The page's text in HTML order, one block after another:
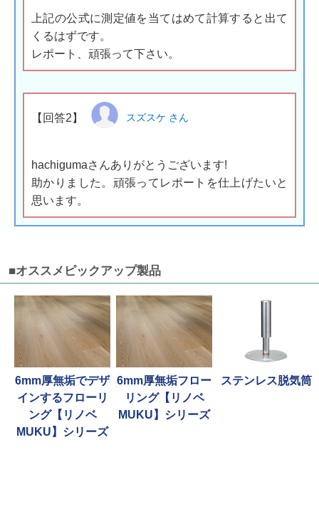
上記の公式に測定値を当てはめて計算すると出て
くるはずです。
レポート、頑張って下さい。
【回答2】 スズスケ さん
hachigumaさんありがとうございます!
助かりました。頑張ってレポートを仕上げたいと
思います。
■オススメピックアップ製品
6mm厚無垢でデザ
インするフローリ
ング【リノベ
MUKU】シリーズ
6mm厚無垢フロー
リング【リノベ
MUKU】シリーズ
ステンレス脱気筒